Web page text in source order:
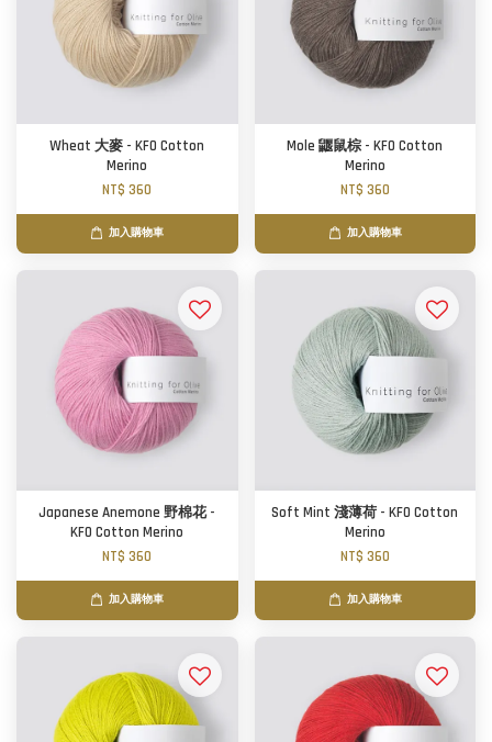
Wheat 大麥 - KFO Cotton
Merino
NT$ 360
加入購物車
Mole 鼴鼠棕 - KFO Cotton
Merino
NT$ 360
加入購物車
Japanese Anemone 野棉花 -
KFO Cotton Merino
NT$ 360
加入購物車
Soft Mint 淺薄荷 - KFO Cotton
Merino
NT$ 360
加入購物車